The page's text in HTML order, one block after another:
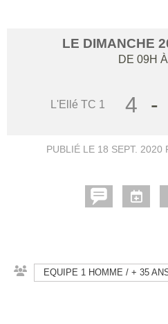
LE DIMANCHE
DE 09H
L'Ellé TC 1 4 -
PUBLIÉ LE 18 SEPT. 2020
EQUIPE 1 HOMME / + 35